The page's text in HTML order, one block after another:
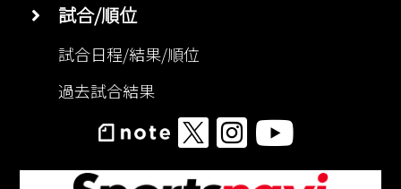
試合/順位
試合日程/結果/順位
過去試合結果